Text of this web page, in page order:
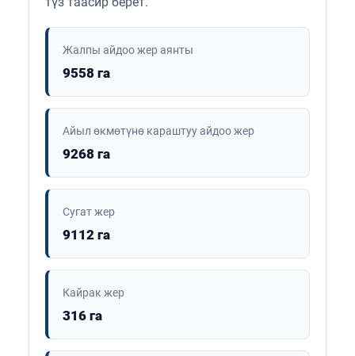
Жалпы айдоо жер аянты
9558 га
Айыл өкмөтүнө караштуу айдоо жер
9268 га
Сугат жер
9112 га
Кайрак жер
316 га